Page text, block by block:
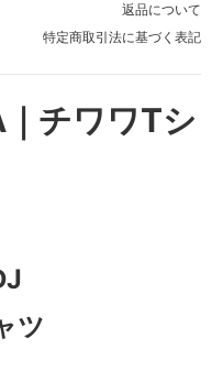
返品について
特定商取引法に基づく表記
チワワTシ
ツ